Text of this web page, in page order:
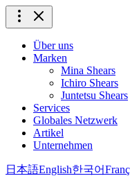
Über uns
Marken
Mina Shears
Ichiro Shears
Juntetsu Shears
Services
Globales Netzwerk
Artikel
Unternehmen
日本語English한국어